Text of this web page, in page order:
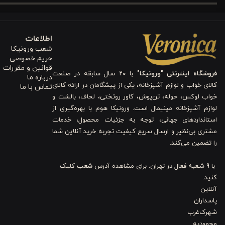
240*260
ملحفه روی تشک
200*220
کاور لحاف
200*200+35
ملحفه روی تشک
220*240
شما با انتخاب این ترکیب، اتاق خوابی دارید که هم چشم‌نواز است و
کلاسیک) هماهنگ می‌شود و اتاق را دلنشین‌تر می‌کند.
2. طراحی دورو با طرح گل‌های Protea؛ یک سمت آرام، یک سمت هنری
این محصول کاملاً
سمت دیگر کاملاً ساده و
افزایش داده و امکان تنوع‌دادن به دکور را به شما می‌دهد.
3. جنس پارچه ۱۰۰٪ نخ پنبه ریزبافت برای جریان هوای مناسب و ضدتعریق
فروشگاه اینترنتی "ورونیکا"
با ۲۰ سال سابقه در صنعت
کالای خواب و لوازم آشپزخانه، یکی از پیشگامان در ارائه کالای
خواب لوکس، حوله، تن‌پوش، کاور روتختی، لحاف، بالشت و
لوازم آشپزخانه مینیمال است. ورونیکا هوم با بهره‌گیری از
استانداردهای جهانی، توجه به جزئیات محصول، خدمات
مشتری بی‌نظیر و ارسال سریع کیفیت تجربه خرید آنلاین شما
را تضمین می‌کند.
با 9 شعبه فعال در تهران. برای مشاهده آدرس شعب کلیک
کنید.
آنلاین
پاسداران
شهرک‌غرب
اطلاعات
شعب ورونیکا
حریم خصوصی
قوانین و مقررات
درباره ما
تماس با ما